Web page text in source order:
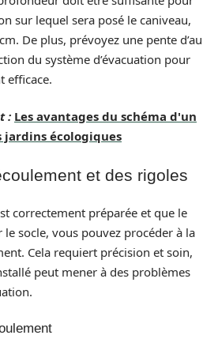
sur lequel sera posé le caniveau,
De plus, prévoyez une pente d’au
du système d’évacuation pour
efficace.
: Les avantages du schéma d'un
jardins écologiques
et des rigoles
correctement préparée et que le
socle, vous pouvez procéder à la
Cela requiert précision et soin,
peut mener à des problèmes